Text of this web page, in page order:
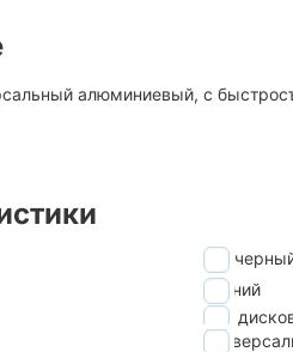
алюминиевый, с
задний
под